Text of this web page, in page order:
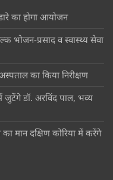
का होगा आयोजन
भोजन-प्रसाद व स्वास्थ्य सेवा
का किया निरीक्षण
जुटेंगे डॉ. अरविंद पाल, भव्य
मान दक्षिण कोरिया में करेंगे